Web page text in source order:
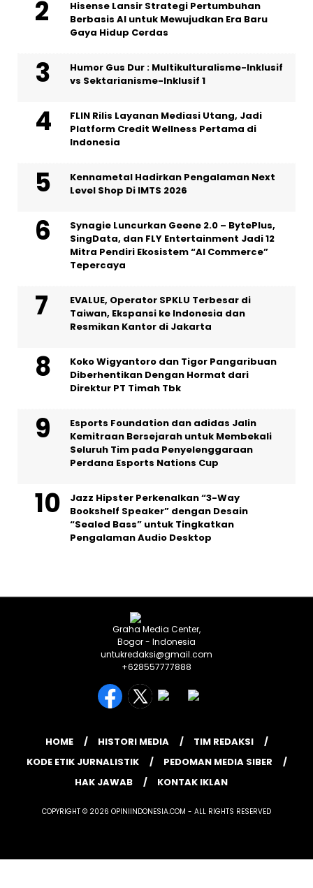
Hisense Lansir Strategi Pertumbuhan
Berbasis AI untuk Mewujudkan Era Baru
Gaya Hidup Cerdas
Humor Gus Dur : Multikulturalisme-Inklusif
vs Sektarianisme-Inklusif 1
FLIN Rilis Layanan Mediasi Utang, Jadi
Platform Credit Wellness Pertama di
Indonesia
Kennametal Hadirkan Pengalaman Next
Level Shop Di IMTS 2026
Synagie Luncurkan Geene 2.0 – BytePlus,
SingData, dan FLY Entertainment Jadi 12
Mitra Pendiri Ekosistem “AI Commerce”
Tepercaya
EVALUE, Operator SPKLU Terbesar di
Taiwan, Ekspansi ke Indonesia dan
Resmikan Kantor di Jakarta
Koko Wigyantoro dan Tigor Pangaribuan
Diberhentikan Dengan Hormat dari
Direktur PT Timah Tbk
Esports Foundation dan adidas Jalin
Kemitraan Bersejarah untuk Membekali
Seluruh Tim pada Penyelenggaraan
Perdana Esports Nations Cup
Jazz Hipster Perkenalkan “3-Way
Bookshelf Speaker” dengan Desain
“Sealed Bass” untuk Tingkatkan
Pengalaman Audio Desktop
Graha Media Center,
Bogor - Indonesia
untukredaksi@gmail.com
+628557777888
HOME HISTORI MEDIA
TIM REDAKSI
KODE ETIK JURNALISTIK
PEDOMAN MEDIA SIBER
HAK JAWAB
KONTAK IKLAN
COPYRIGHT © 2026 OPINIINDONESIA.COM - ALL RIGHTS RESERVED